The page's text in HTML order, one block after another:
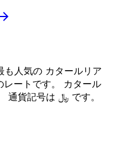
も人気の カタールリア
ートです。 カタール
リアル の通貨コードは QAR です。 通貨記号は ﷼ です。